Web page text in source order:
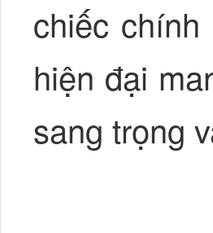
chiếc
hiện đại
sang trọng